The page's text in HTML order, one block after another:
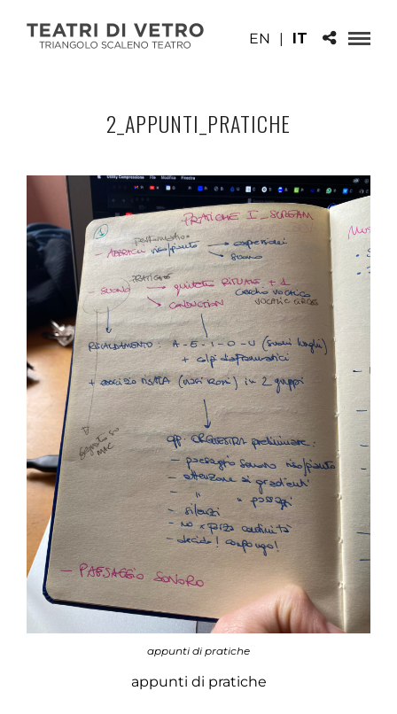
EN | IT
2_APPUNTI_PRATICHE
appunti di pratiche
appunti di pratiche